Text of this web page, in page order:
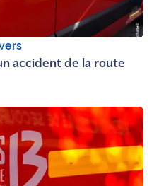
accident de la route